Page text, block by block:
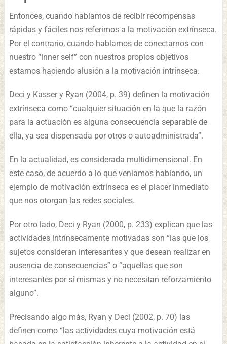
Entonces, cuando hablamos de recibir recompensas
rápidas y fáciles nos referimos a la motivación extrínseca.
Por el contrario, cuando hablamos de conectarnos con
nuestro “inner self” con nuestros propios objetivos
estamos haciendo alusión a la motivación intrínseca.
Deci y Kasser y Ryan (2004, p. 39) definen la motivación
extrínseca como “cualquier situación en la que la razón
para la actuación es alguna consecuencia separable de
ella, ya sea dispensada por otros o autoadministrada”.
En la actualidad, es considerada multidimensional. En
este caso, de acuerdo a lo que veníamos hablando, un
ejemplo de motivación extrínseca es el placer inmediato
que nos otorgan las redes sociales.
Por otro lado, Deci y Ryan (2000, p. 233) explican que las
actividades intrínsecamente motivadas son “las que los
sujetos consideran interesantes y que desean realizar en
ausencia de consecuencias” o “aquellas que son
interesantes por sí mismas y no necesitan reforzamiento
alguno”.
Precisando algo más, Ryan y Deci (2002, p. 70) las
definen como “las actividades cuya motivación está